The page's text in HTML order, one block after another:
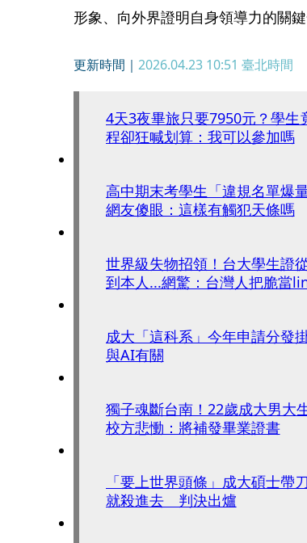
形象、向外界證明自身領導力的關鍵
更新時間｜ 2026.04.23 10:51 臺北時間
4天3夜畢旅只要7950元？學
程卻狂喊划算：我可以參加嗎
高中期末考學生「違規名單爆
網友傻眼：這樣有觸犯天條嗎
世界級失物招領！台大學生
到本人...網驚：台灣人把脆當
成大「這科系」今年申請分
與AI有關
獨子魂斷台南！22歲成大男大
校方悲慟：將補發畢業證書
「要上世界頭條」成大碩士帶
就殺進去 判決出爐